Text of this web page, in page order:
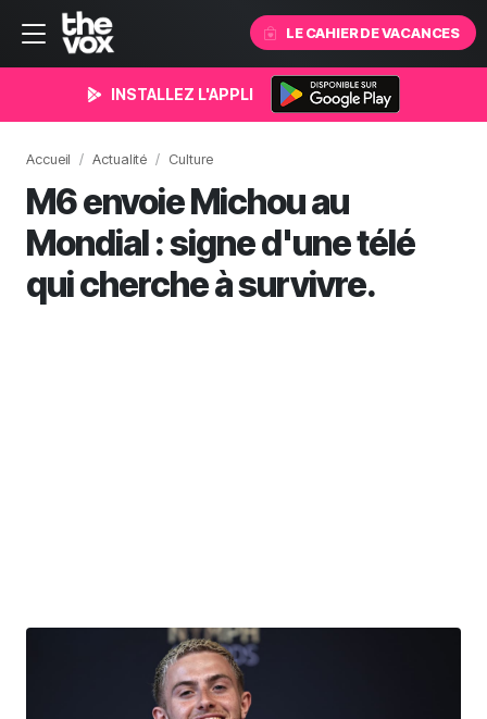
LE CAHIER DE VACANCES
INSTALLEZ L'APPLI
Accueil Actualité Culture
M6 envoie Michou au
Mondial : signe d'une télé
qui cherche à survivre.